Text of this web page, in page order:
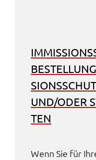
UND/ODER
TEN
Wenn Sie für